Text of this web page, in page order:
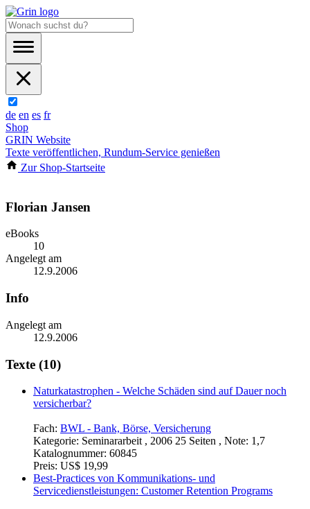
de en es fr
Shop
GRIN Website
Texte veröffentlichen, Rundum-Service genießen
Zur Shop-Startseite
Florian Jansen
eBooks
10
Angelegt am
12.9.2006
Info
Angelegt am
12.9.2006
Texte (10)
Naturkatastrophen - Welche Schäden sind auf Dauer noch
versicherbar?
Fach: BWL - Bank, Börse, Versicherung
Kategorie: Seminararbeit , 2006 25 Seiten , Note: 1,7
Katalognummer: 60845
Preis: US$ 19,99
Best-Practices von Kommunikations- und
Servicedienstleistungen: Customer Retention Programs